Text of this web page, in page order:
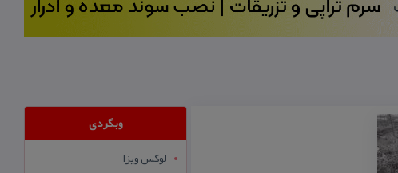
وبگردی
لوکس ویزا